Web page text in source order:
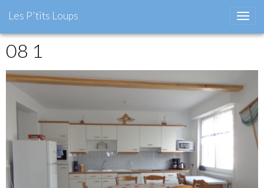
Les P'tits Loups
08 1